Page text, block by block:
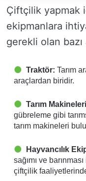
Çiftçilik yapmak
ekipmanlara
gerekli olan
Traktör: Tarım
araçlardan biridir.
Tarım
gübreleme gibi
tarım makineleri
Hayvancılık
sağımı ve
çiftçilik